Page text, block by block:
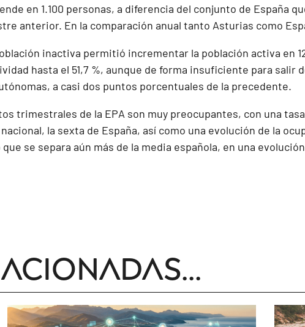
en 1.100 personas, a diferencia del conjunto de España
anterior. En la comparación anual tanto Asturias como
inactiva permitió incrementar la población activa en
hasta el 51,7 %, aunque de forma insuficiente para salir
a casi dos puntos porcentuales de la precedente.
trimestrales de la EPA son muy preocupantes, con una
la sexta de España, así como una evolución de la
se separa aún más de la media española, en una